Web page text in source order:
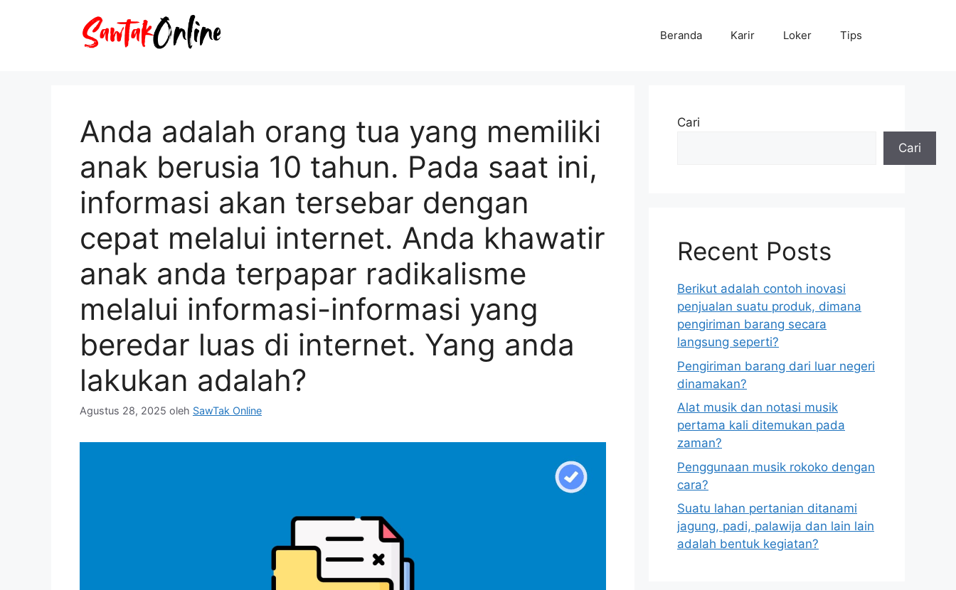
Beranda Karir Loker Tips
Anda adalah orang tua yang memiliki
anak berusia 10 tahun. Pada saat ini,
informasi akan tersebar dengan
cepat melalui internet. Anda khawatir
anak anda terpapar radikalisme
melalui informasi-informasi yang
beredar luas di internet. Yang anda
lakukan adalah?
Agustus 28, 2025 oleh SawTak Online
Cari
Cari
Recent Posts
Berikut adalah contoh inovasi
penjualan suatu produk, dimana
pengiriman barang secara
langsung seperti?
Pengiriman barang dari luar negeri
dinamakan?
Alat musik dan notasi musik
pertama kali ditemukan pada
zaman?
Penggunaan musik rokoko dengan
cara?
Suatu lahan pertanian ditanami
jagung, padi, palawija dan lain lain
adalah bentuk kegiatan?